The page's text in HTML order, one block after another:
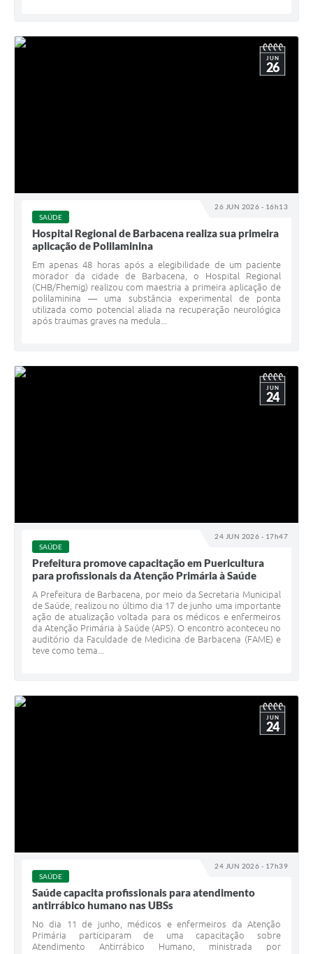
26 JUN 2026 - 16h13
JUN
26
SAÚDE
Hospital Regional de Barbacena realiza sua primeira
aplicação de Polilaminina
Em apenas 48 horas após a elegibilidade de um paciente
morador da cidade de Barbacena, o Hospital Regional
(CHB/Fhemig) realizou com maestria a primeira aplicação de
polilaminina — uma substância experimental de ponta
utilizada como potencial aliada na recuperação neurológica
após traumas graves na medula...
24 JUN 2026 - 17h47
JUN
24
SAÚDE
Prefeitura promove capacitação em Puericultura
para profissionais da Atenção Primária à Saúde
A Prefeitura de Barbacena, por meio da Secretaria Municipal
de Saúde, realizou no último dia 17 de junho uma importante
ação de atualização voltada para os médicos e enfermeiros
da Atenção Primária à Saúde (APS). O encontro aconteceu no
auditório da Faculdade de Medicina de Barbacena (FAME) e
teve como tema...
24 JUN 2026 - 17h39
JUN
24
SAÚDE
Saúde capacita profissionais para atendimento
antirrábico humano nas UBSs
No dia 11 de junho, médicos e enfermeiros da Atenção
Primária participaram de uma capacitação sobre
Atendimento Antirrábico Humano, ministrada por